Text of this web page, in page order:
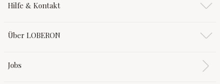
Hilfe & Kontakt
Über LOBERON
Jobs